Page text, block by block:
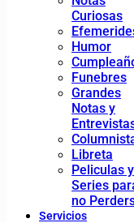
Curiosas
Humor
Funebres
Grandes
Notas y
Libreta
Peliculas y
Series
no
Servicios